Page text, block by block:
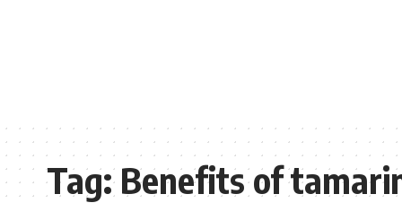
Tag:Benefits of